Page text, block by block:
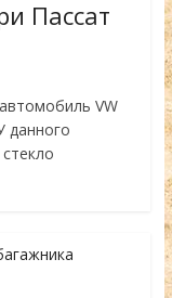
Пассат
VW
данного